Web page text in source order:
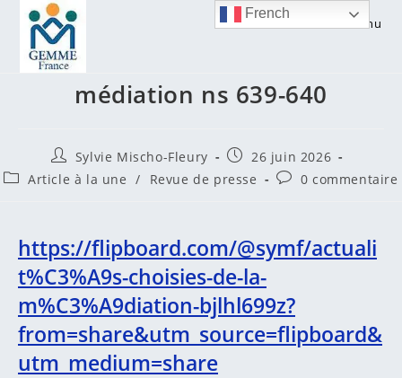
content
Menu
Actualités choisies de la
médiation ns 639-640
Auteur/autrice
de
la
Sylvie Mischo-Fleury
Publication
publiée :
26 juin 2026
PostArticle à la une / Revue de presse
Commentaires
0 commentaire
https://flipboard.com/@symf/actuali
t%C3%A9s-choisies-de-la-
m%C3%A9diation-bjlhl699z?
from=share&utm_source=flipboard&
utm_medium=share
French